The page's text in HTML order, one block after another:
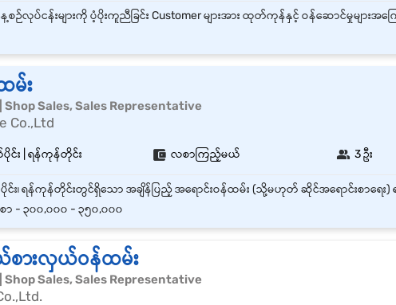
မ်း
Shop Sales, Sales Representative
Co.,Ltd
င်း | ရန်ကုန်တိုင်း လစာကြည့်မယ် 3 ဦး
- ၃၀၀,၀၀၀ - ၃၅၀,၀၀၀
စားလှယ်ဝန်ထမ်း
Shop Sales, Sales Representative